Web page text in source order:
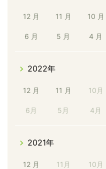
12 月 11 月 10 月
6 月 5 月 4 月
2022年
12 月 11 月 10月
6月 5月 4月
2021年
12 月 11月 10月